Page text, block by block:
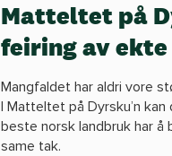
Matteltet på
feiring av
Mangfaldet har aldri vore
I Matteltet på Dyrsku’n
beste norsk landbruk har å
same tak.